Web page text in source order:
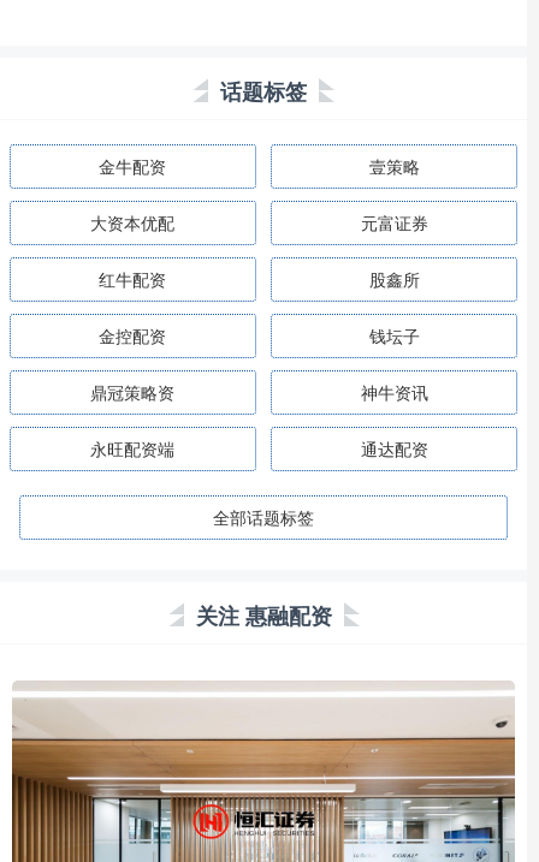
话题标签
金牛配资 壹策略
大资本优配 元富证券
红牛配资 股鑫所
金控配资 钱坛子
鼎冠策略资 神牛资讯
永旺配资端 通达配资
全部话题标签
关注 惠融配资